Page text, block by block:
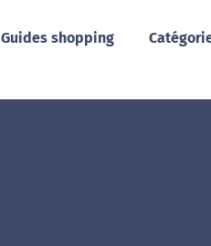
Guides shopping